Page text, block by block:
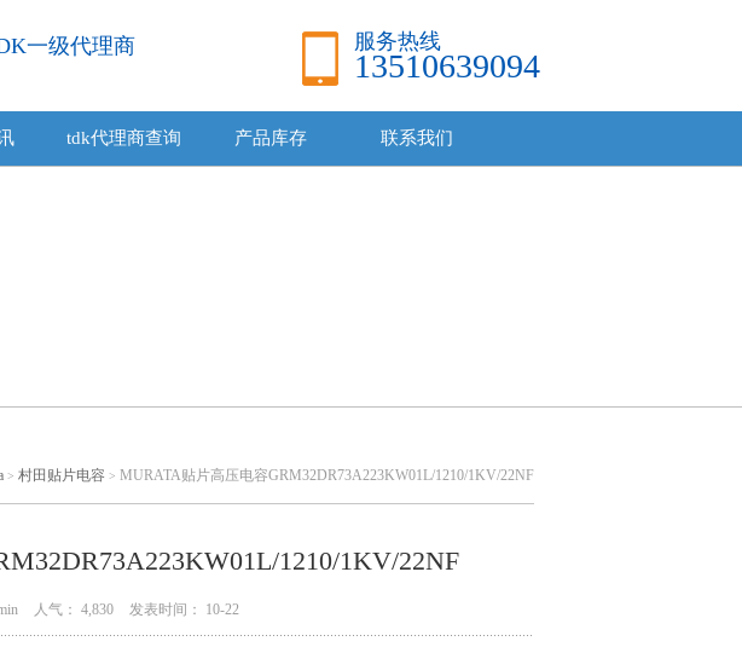
一级代理商 服务热线
13510639094
tdk代理商查询 产品库存 联系我们
> 村田贴片电容 > MURATA贴片高压电容GRM32DR73A223KW01L/1210/1KV/22NF
1210/1KV/22NF
人气： 4,830 发表时间： 10-22